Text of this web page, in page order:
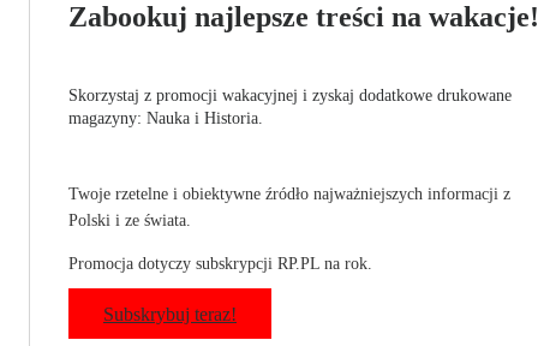
Zabookuj najlepsze treści na wakacje!
Skorzystaj z promocji wakacyjnej i zyskaj dodatkowe drukowane
magazyny: Nauka i Historia.
Twoje rzetelne i obiektywne źródło najważniejszych informacji z
Polski i ze świata.
Promocja dotyczy subskrypcji RP.PL na rok.
Subskrybuj teraz!